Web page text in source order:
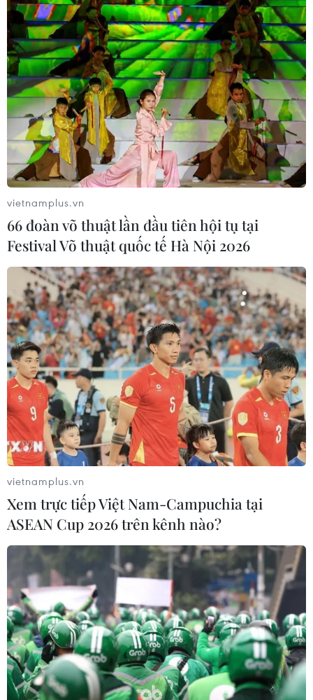
TIN CÙNG CHUYÊN MỤC
Tây Ninh ngăn chặn, xử lý nghiêm
các vụ việc xâm phạm quyền sở hữu
trí tuệ
08/08/2026 04:29
vietnamplus.vn
66 đoàn võ thuật lần đầu tiên hội tụ tại
Festival Võ thuật quốc tế Hà Nội 2026
vietnamplus.vn
Xem trực tiếp Việt Nam-Campuchia tại
ASEAN Cup 2026 trên kênh nào?